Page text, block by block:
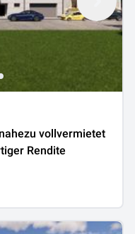
vollvermietet
Rendite